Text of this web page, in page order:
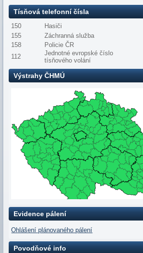
Tísňová telefonní čísla
150
Hasiči
155
Záchranná služba
158
Policie ČR
112
Jednotné evropské číslo
tísňového volání
Výstrahy ČHMÚ
Evidence pálení
Ohlášení plánovaného pálení
Povodňové info